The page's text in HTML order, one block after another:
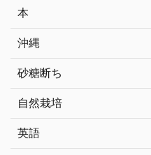
本
沖縄
砂糖断ち
自然栽培
英語